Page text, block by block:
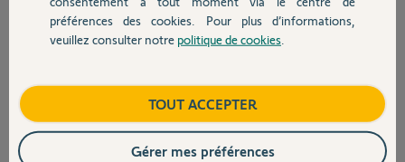
Contact
erreur de communication avec l'alarme
réponse DOMOTIQUE il y a 9 jours
4réponses SÉCURITÉ il y a 3 mois
préférences des cookies. Pour plus d’informations,
veuillez consulter notre politique de cookies
TOUT ACCEPTER
Gérer mes préférences